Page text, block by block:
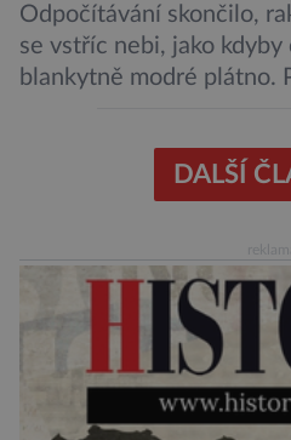
Odpočítávání skončilo,
se vstříc nebi, jako
blankytně modré plátno.
všechno podle plánu,
Ariane 6 – tak se nazývá
sloužit pro účely
DALŠÍ